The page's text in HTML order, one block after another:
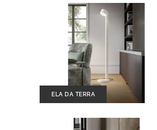
ELA DA TERRA